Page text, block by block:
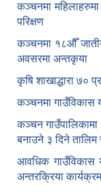
कञ्‍चनमा
परिक्षण
कञ्‍चनमा १८औँ
अवसरमा अन्तकृया
कृषि शाखाद्धारा ७०
कञ्‍चनमा गाउँविकास
कञ्‍चन गाउँपालिकामा
बनाउने ३ दिने तालिम
आवधिक गाउँविकास
अन्तरक्रिया कार्यक्रम